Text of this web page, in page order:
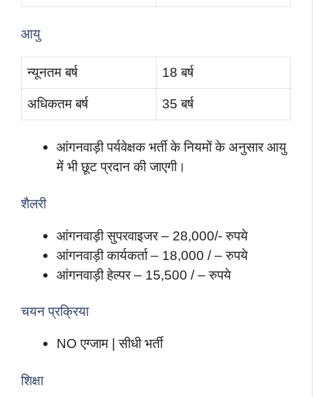
आयु
न्यूनतम बर्ष 18 बर्ष
अधिकतम बर्ष 35 बर्ष
आंगनवाड़ी पर्यवेक्षक भर्ती के नियमों के अनुसार आयु
में भी छूट प्रदान की जाएगी।
शैलरी
आंगनवाड़ी सुपरवाइजर – 28,000/- रुपये
आंगनवाड़ी कार्यकर्ता – 18,000 / – रुपये
आंगनवाड़ी हेल्पर – 15,500 / – रुपये
चयन प्रक्रिया
NO एग्जाम | सीधी भर्ती
शिक्षा